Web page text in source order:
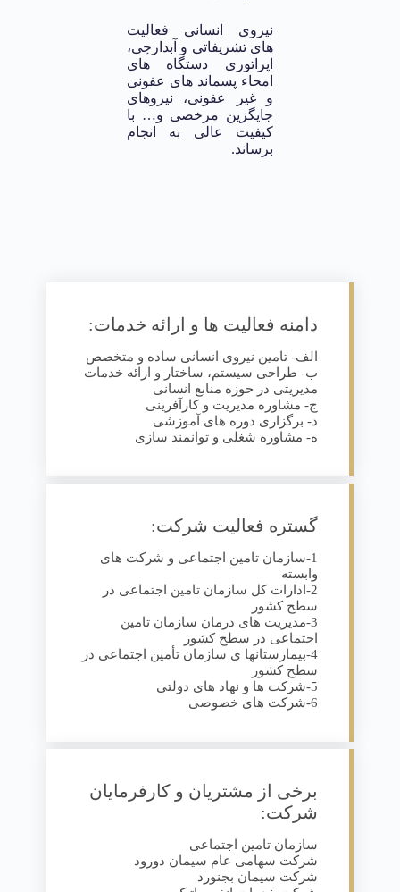
نیروی انسانی فعالیت
های تشریفاتی و آبدارچی،
اپراتوری دستگاه های
امحاء پسماند های عفونی
و غیر عفونی، نیروهای
جایگزین مرخصی و… با
کیفیت عالی به انجام
برساند.
دامنه فعالیت ها و ارائه خدمات:
الف- تامین نیروی انسانی ساده و متخصص
ب- طراحی سیستم، ساختار و ارائه خدمات
مدیریتی در حوزه منابع انسانی
ج- مشاوره مدیریت و کارآفرینی
د- برگزاری دوره های آموزشی
ه- مشاوره شغلی و توانمند سازی
گستره فعالیت شرکت:
1-سازمان تامین اجتماعی و شرکت های
وابسته
2-ادارات کل سازمان تامین اجتماعی در
سطح کشور
3-مدیریت های درمان سازمان تامین
اجتماعی در سطح کشور
4-بیمارستانها ی سازمان تأمین اجتماعی در
سطح کشور
5-شرکت ها و نهاد های دولتی
6-شرکت های خصوصی
برخی از مشتریان و کارفرمایان
شرکت:
سازمان تامین اجتماعی
شرکت سهامی عام سیمان دورود
شرکت سیمان بجنورد